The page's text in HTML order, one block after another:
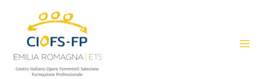
contenuto